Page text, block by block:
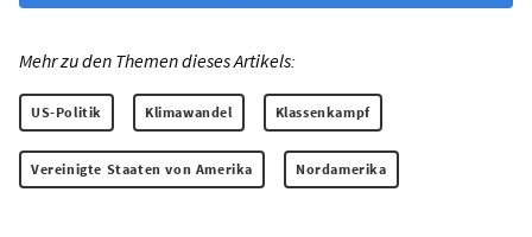
Mehr zu den Themen dieses Artikels:
US-Politik Klimawandel Klassenkampf
Vereinigte Staaten von Amerika Nordamerika